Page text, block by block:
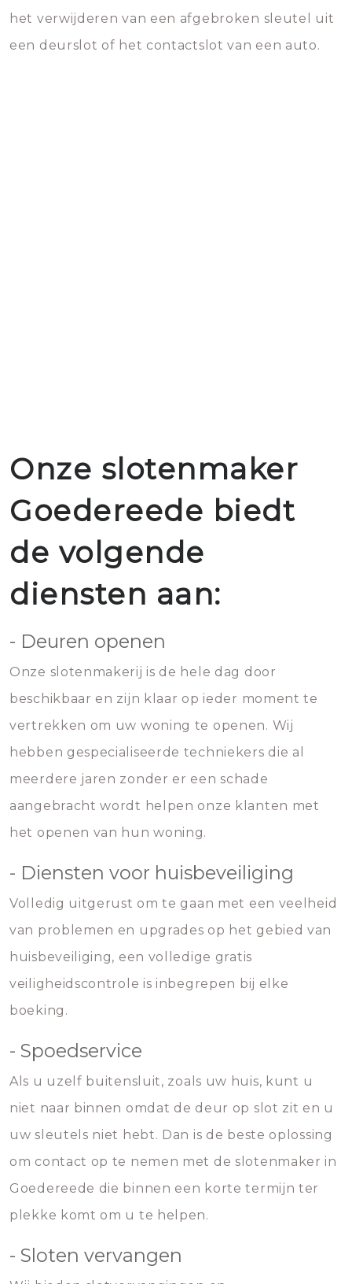
het verwijderen van een afgebroken sleutel uit
een deurslot of het contactslot van een auto.
Onze slotenmaker
Goedereede biedt
de volgende
diensten aan:
- Deuren openen
Onze slotenmakerij is de hele dag door
beschikbaar en zijn klaar op ieder moment te
vertrekken om uw woning te openen. Wij
hebben gespecialiseerde techniekers die al
meerdere jaren zonder er een schade
aangebracht wordt helpen onze klanten met
het openen van hun woning.
- Diensten voor huisbeveiliging
Volledig uitgerust om te gaan met een veelheid
van problemen en upgrades op het gebied van
huisbeveiliging, een volledige gratis
veiligheidscontrole is inbegrepen bij elke
boeking.
- Spoedservice
Als u uzelf buitensluit, zoals uw huis, kunt u
niet naar binnen omdat de deur op slot zit en u
uw sleutels niet hebt. Dan is de beste oplossing
om contact op te nemen met de slotenmaker in
Goedereede die binnen een korte termijn ter
plekke komt om u te helpen.
- Sloten vervangen